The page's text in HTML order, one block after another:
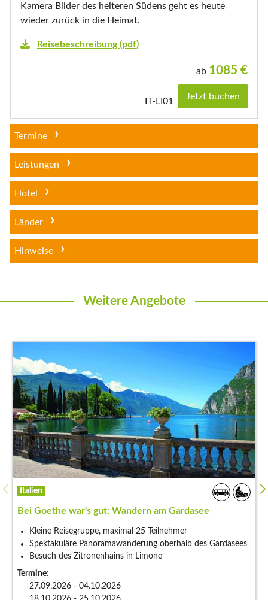
Kamera Bilder des heiteren Südens geht es heute
wieder zurück in die Heimat.
Reisebeschreibung (pdf)
ab 1085 €
IT-LI01 Jetzt buchen
Termine
Leistungen
Hotel
Länder
Hinweise
Weitere Angebote
Italien
Bei Goethe war's gut: Wandern am Gardasee
Kleine Reisegruppe, maximal 25 Teilnehmer
Spektakuläre Panoramawanderung oberhalb des Gardasees
Besuch des Zitronenhains in Limone
Termine:
27.09.2026 - 04.10.2026